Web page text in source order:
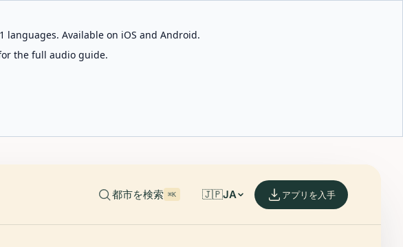
languages. Available on iOS and Android.
the full audio guide.
都市を検索 ⌘K 🇯🇵JA アプリを入手